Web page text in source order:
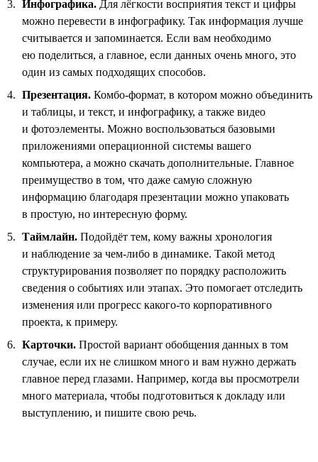
Инфографика. Для лёгкости восприятия текст и цифры
можно перевести в инфографику. Так информация лучше
считывается и запоминается. Если вам необходимо
ею поделиться, а главное, если данных очень много, это
один из самых подходящих способов.
Презентация. Комбо-формат, в котором можно объединить
и таблицы, и текст, и инфографику, а также видео
и фотоэлементы. Можно воспользоваться базовыми
приложениями операционной системы вашего
компьютера, а можно скачать дополнительные. Главное
преимущество в том, что даже самую сложную
информацию благодаря презентации можно упаковать
в простую, но интересную форму.
Таймлайн. Подойдёт тем, кому важны хронология
и наблюдение за чем-либо в динамике. Такой метод
структурирования позволяет по порядку расположить
сведения о событиях или этапах. Это помогает отследить
изменения или прогресс какого-то корпоративного
проекта, к примеру.
Карточки. Простой вариант обобщения данных в том
случае, если их не слишком много и вам нужно держать
главное перед глазами. Например, когда вы просмотрели
много материала, чтобы подготовиться к докладу или
выступлению, и пишите свою речь.